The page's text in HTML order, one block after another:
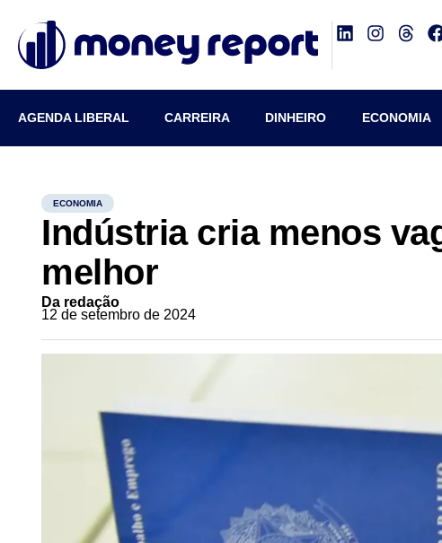
AGENDA LIBERAL CARREIRA DINHEIRO ECONOMIA
ECONOMIA
Indústria cria menos
melhor
Da redação
12 de setembro de 2024